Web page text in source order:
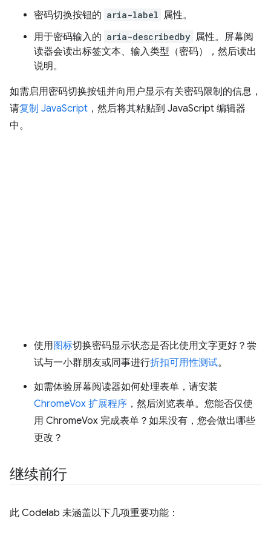
密码切换按钮的 aria-label 属性。
用于密码输入的 aria-describedby 属性。屏幕阅
读器会读出标签文本、输入类型（密码），然后读出
说明。
如需启用密码切换按钮并向用户显示有关密码限制的信息，
请复制 JavaScript ，然后将其粘贴到 JavaScript 编辑器
中。
使用图标切换密码显示状态是否比使用文字更好？尝
试与一小群朋友或同事进行折扣可用性测试。
如需体验屏幕阅读器如何处理表单，请安装
ChromeVox 扩展程序 ，然后浏览表单。您能否仅使
用 ChromeVox 完成表单？如果没有，您会做出哪些
更改？
继续前行
此 Codelab 未涵盖以下几项重要功能：